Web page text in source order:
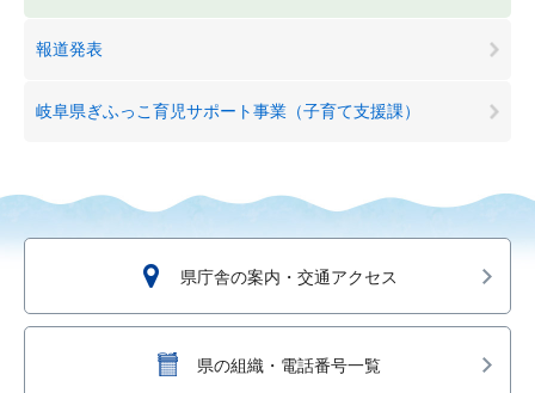
報道発表
岐阜県ぎふっこ育児サポート事業（子育て支援課）
県庁舎の案内・交通アクセス
県の組織・電話番号一覧